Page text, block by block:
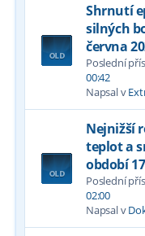
Shrnutí
silných
června
Poslední
00:42
Napsal v
Nejnižší
teplot a
období
Poslední
02:00
Napsal v